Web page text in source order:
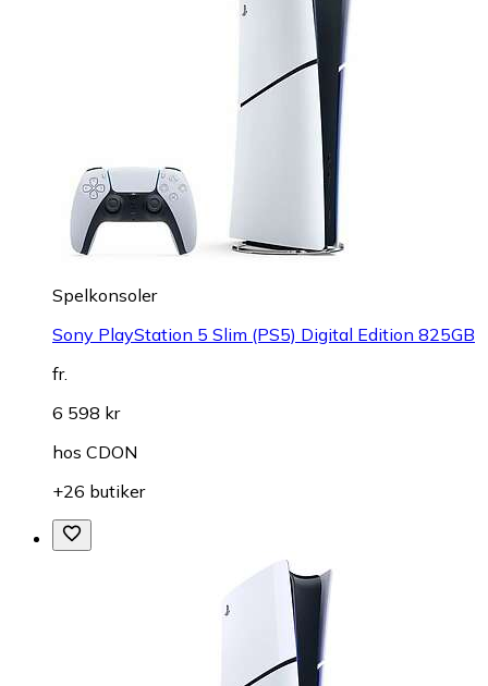
Spelkonsoler
Sony PlayStation 5 Slim (PS5) Digital Edition 825GB
fr.
6 598 kr
hos CDON
+26 butiker